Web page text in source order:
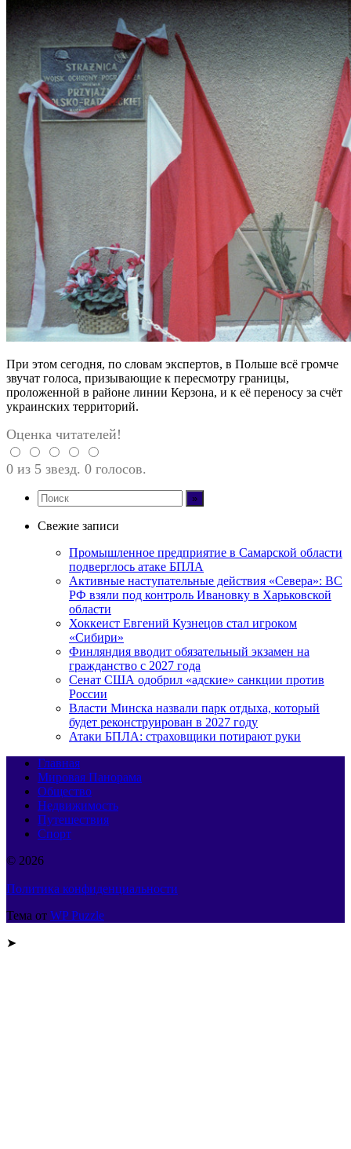
При этом сегодня, по словам экспертов, в Польше всё громче
звучат голоса, призывающие к пересмотру границы,
проложенной в районе линии Керзона, и к её переносу за счёт
украинских территорий.
Оценка читателей!
0 из 5 звезд. 0 голосов.
Свежие записи
Промышленное предприятие в Самарской области
подверглось атаке БПЛА
Активные наступательные действия «Севера»: ВС
РФ взяли под контроль Ивановку в Харьковской
области
Хоккеист Евгений Кузнецов стал игроком
«Сибири»
Финляндия вводит обязательный экзамен на
гражданство с 2027 года
Сенат США одобрил «адские» санкции против
России
Власти Минска назвали парк отдыха, который
будет реконструирован в 2027 году
Атаки БПЛА: страховщики потирают руки
Главная
Мировая Панорама
Общество
Недвижимость
Путешествия
Спорт
© 2026
Политика конфиденциальности
Тема от WP Puzzle
➤